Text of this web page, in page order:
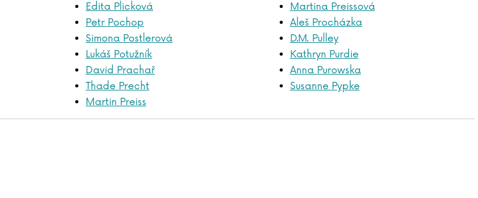
Edita Plicková
Petr Pochop
Simona Postlerová
Lukáš Potužník
David Prachař
Thade Precht
Martin Preiss
Martina Preissová
Aleš Procházka
D.M. Pulley
Kathryn Purdie
Anna Purowska
Susanne Pypke